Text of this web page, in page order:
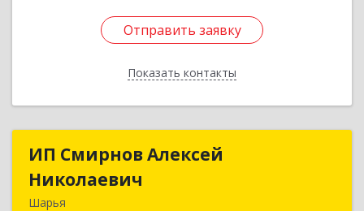
Отправить заявку
Показать контакты
Отправить заявку
Назад
ИП Смирнов Алексей
Николаевич
Шарья
ИП Смирнов Алексей